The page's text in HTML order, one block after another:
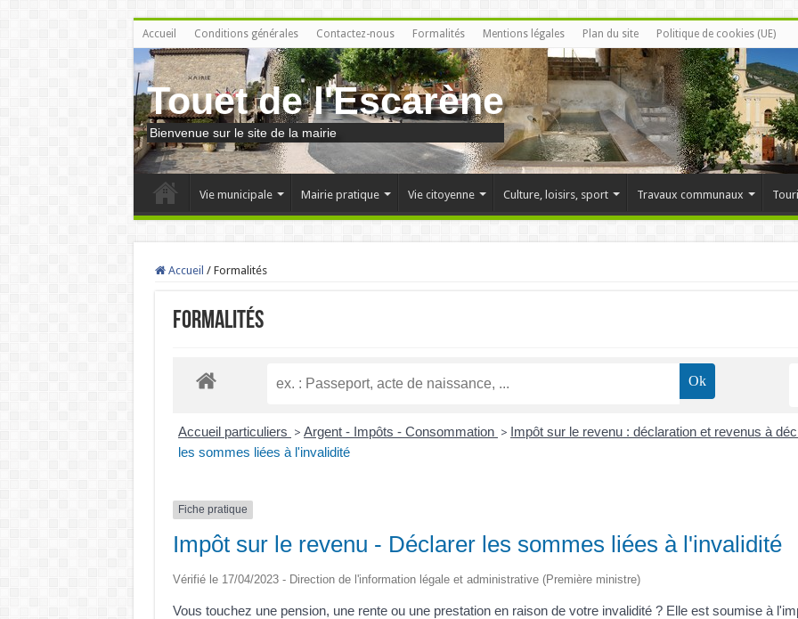
Accueil Conditions générales Contactez-nous Formalités Mentions légales Plan du site Politique de cookies (UE)
Touet de l'Escarène
Bienvenue sur le site de la mairie
Vie municipale Mairie pratique Vie citoyenne Culture, loisirs, sport Travaux communaux
Accueil / Formalités
Formalités
Accueil particuliers > Argent - Impôts - Consommation > Impôt sur le revenu : déclaration et revenus à
les sommes liées à l'invalidité
Fiche pratique
Impôt sur le revenu - Déclarer les sommes liées à l'invalidité
Vérifié le 17/04/2023 - Direction de l'information légale et administrative (Première ministre)
Vous touchez une pension, une rente ou une prestation en raison de votre invalidité ? Elle est soumise à